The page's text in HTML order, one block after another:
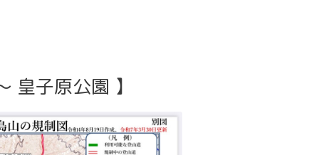
子原公園 】